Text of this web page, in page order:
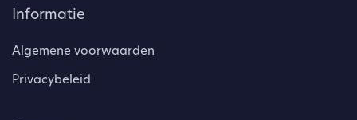
Informatie
Algemene voorwaarden
Privacybeleid